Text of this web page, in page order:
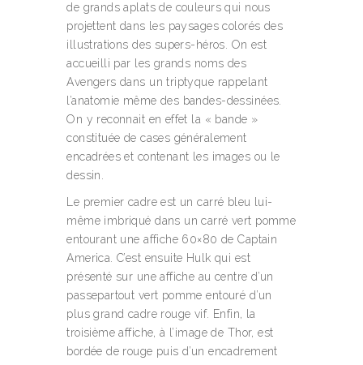
de grands aplats de couleurs qui nous
projettent dans les paysages colorés des
illustrations des supers-héros. On est
accueilli par les grands noms des
Avengers dans un triptyque rappelant
l’anatomie même des bandes-dessinées.
On y reconnait en effet la « bande »
constituée de cases généralement
encadrées et contenant les images ou le
dessin.
Le premier cadre est un carré bleu lui-
même imbriqué dans un carré vert pomme
entourant une affiche 60×80 de Captain
America. C’est ensuite Hulk qui est
présenté sur une affiche au centre d’un
passepartout vert pomme entouré d’un
plus grand cadre rouge vif. Enfin, la
troisième affiche, à l’image de Thor, est
bordée de rouge puis d’un encadrement